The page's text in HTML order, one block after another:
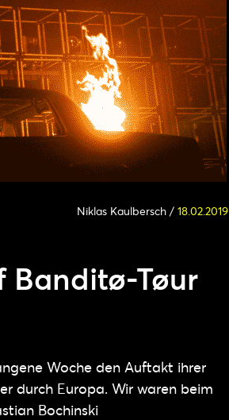
Niklas Kaulbersch / 18.02.2019
Banditø-Tøur
Woche den Auftakt ihrer
durch Europa. Wir waren beim
Bochinski